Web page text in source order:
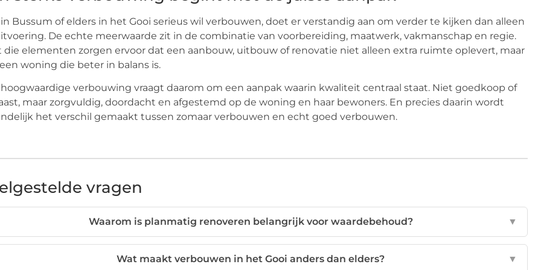
Bussum of elders in het Gooi serieus wil verbouwen, doet er verstandig aan om verder te kijken dan alleen
De echte meerwaarde zit in de combinatie van voorbereiding, maatwerk, vakmanschap en regie.
die elementen zorgen ervoor dat een aanbouw, uitbouw of renovatie niet alleen extra ruimte oplevert, maar
woning die beter in balans is.
verbouwing vraagt daarom om een aanpak waarin kwaliteit centraal staat. Niet goedkoop of
maar zorgvuldig, doordacht en afgestemd op de woning en haar bewoners. En precies daarin wordt
het verschil gemaakt tussen zomaar verbouwen en echt goed verbouwen.
vragen
Waarom is planmatig renoveren belangrijk voor waardebehoud? ▼
Wat maakt verbouwen in het Gooi anders dan elders? ▼